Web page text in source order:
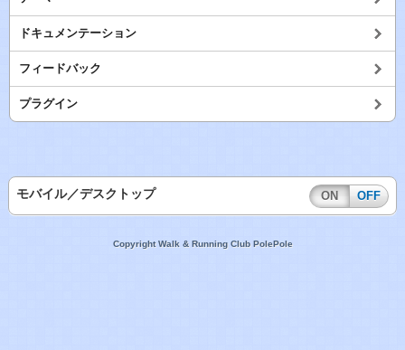
ドキュメンテーション
フィードバック
プラグイン
モバイル／デスクトップ ON OFF
Copyright Walk & Running Club PolePole